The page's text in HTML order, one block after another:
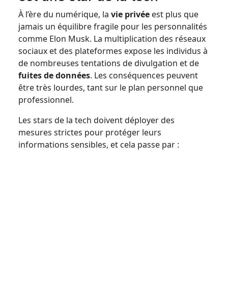
À l’ère du numérique, la vie privée est plus que
jamais un équilibre fragile pour les personnalités
comme Elon Musk. La multiplication des réseaux
sociaux et des plateformes expose les individus à
de nombreuses tentations de divulgation et de
fuites de données. Les conséquences peuvent
être très lourdes, tant sur le plan personnel que
professionnel.
Les stars de la tech doivent déployer des
mesures strictes pour protéger leurs
informations sensibles, et cela passe par :